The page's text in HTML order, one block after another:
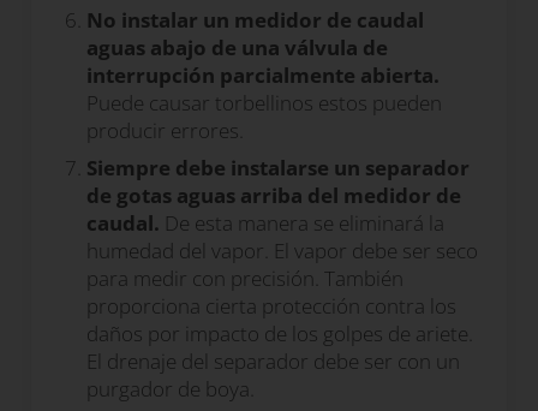
No instalar un medidor de caudal
aguas abajo de una válvula de
interrupción parcialmente abierta.
Puede causar torbellinos estos pueden
producir errores.
Siempre debe instalarse un separador
de gotas aguas arriba del medidor de
caudal. De esta manera se eliminará la
humedad del vapor. El vapor debe ser seco
para medir con precisión. También
proporciona cierta protección contra los
daños por impacto de los golpes de ariete.
El drenaje del separador debe ser con un
purgador de boya.